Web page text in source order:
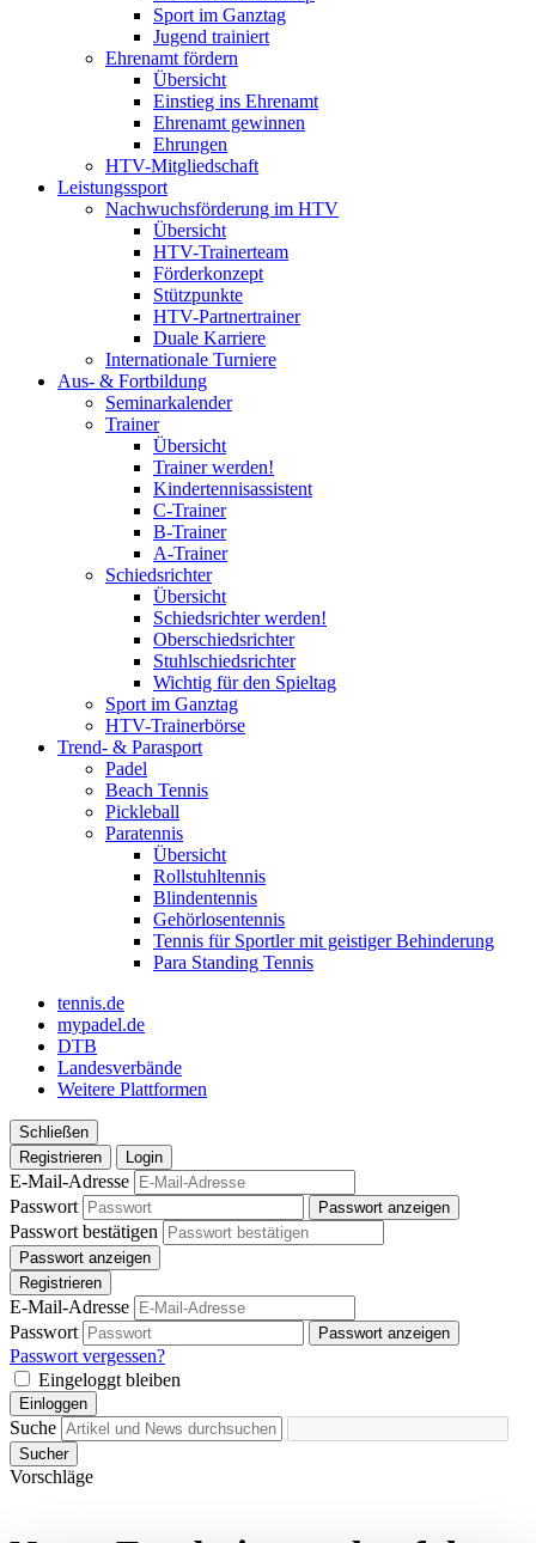
Sport im Ganztag
Jugend trainiert
Ehrenamt fördern
Übersicht
Einstieg ins Ehrenamt
Ehrenamt gewinnen
Ehrungen
HTV-Mitgliedschaft
Leistungssport
Nachwuchsförderung im HTV
Übersicht
HTV-Trainerteam
Förderkonzept
Stützpunkte
HTV-Partnertrainer
Duale Karriere
Internationale Turniere
Aus- & Fortbildung
Seminarkalender
Trainer
Übersicht
Trainer werden!
Kindertennisassistent
C-Trainer
B-Trainer
A-Trainer
Schiedsrichter
Übersicht
Schiedsrichter werden!
Oberschiedsrichter
Stuhlschiedsrichter
Wichtig für den Spieltag
Sport im Ganztag
HTV-Trainerbörse
Trend- & Parasport
Padel
Beach Tennis
Pickleball
Paratennis
Übersicht
Rollstuhltennis
Blindentennis
Gehörlosentennis
Tennis für Sportler mit geistiger Behinderung
Para Standing Tennis
tennis.de
mypadel.de
DTB
Landesverbände
Weitere Plattformen
Schließen
Registrieren
Login
E-Mail-Adresse
Passwort
Passwort anzeigen
Passwort bestätigen
Passwort anzeigen
Registrieren
E-Mail-Adresse
Passwort
Passwort anzeigen
Passwort vergessen?
Eingeloggt bleiben
Einloggen
Suche
Sucher
Vorschläge